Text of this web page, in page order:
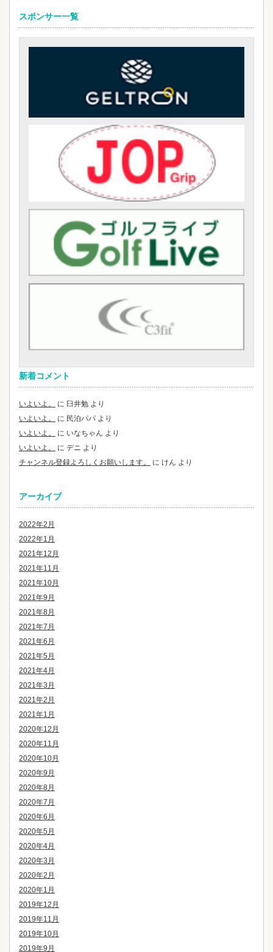
スポンサー一覧
新着コメント
いよいよ。 に 臼井勉 より
いよいよ。
に 民泊パパ より
いよいよ。
に いなちゃん より
いよいよ。
に デニ より
チャンネル登録よろしくお願いします。
に けん より
アーカイブ
2022年2月
2022年1月
2021年12月
2021年11月
2021年10月
2021年9月
2021年8月
2021年7月
2021年6月
2021年5月
2021年4月
2021年3月
2021年2月
2021年1月
2020年12月
2020年11月
2020年10月
2020年9月
2020年8月
2020年7月
2020年6月
2020年5月
2020年4月
2020年3月
2020年2月
2020年1月
2019年12月
2019年11月
2019年10月
2019年9月